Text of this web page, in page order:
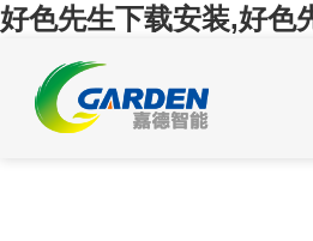
好色先生下载安装,好色